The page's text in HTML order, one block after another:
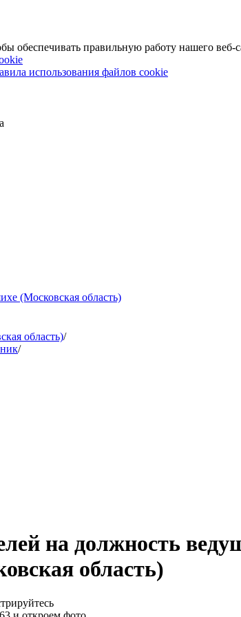
обеспечивать правильную работу нашего веб-
использования файлов cookie
(Московская область)
область)/
/
на должность
область)